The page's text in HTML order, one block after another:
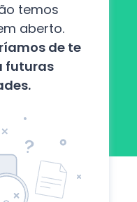
temos
aberto.
de te
futuras